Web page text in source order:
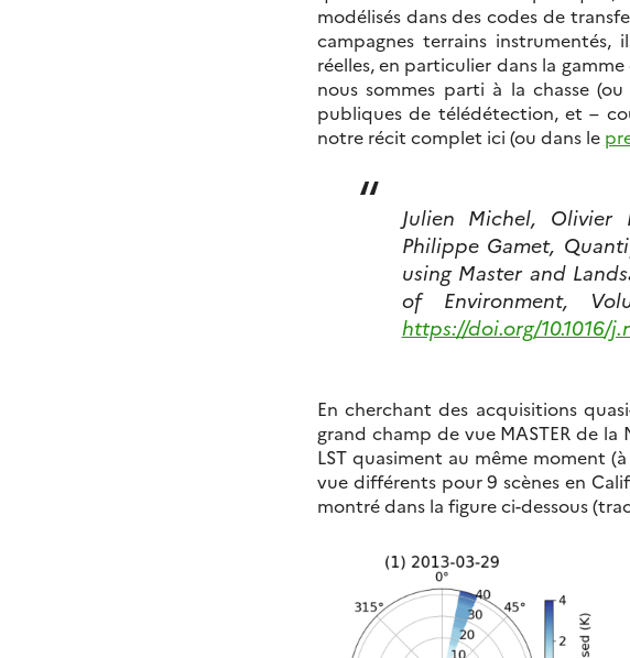
modélisés dans des codes de
campagnes terrains
réelles, en particulier dans la gamme
nous sommes parti à la chasse
publiques de télédétection, et –
notre récit complet ici (ou dans le
Julien Michel, Olivier
Philippe Gamet,
using Master and
of Environment,
https://doi.org/10.1016/
En cherchant des acquisitions
grand champ de vue MASTER de la
LST quasiment au même moment
vue différents pour 9 scènes en
montré dans la figure ci-dessous